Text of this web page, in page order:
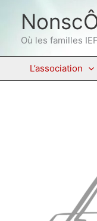
contenuOù les familles
L’association